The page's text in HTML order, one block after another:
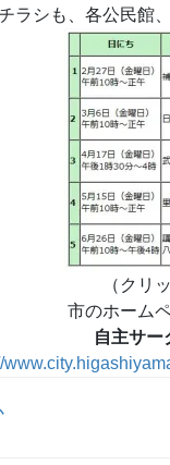
ラシも、各公民館
（クリ
市のホーム
自主サー